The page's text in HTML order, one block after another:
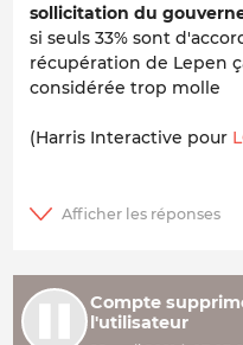
sollicitation du
si seuls 33% sont
récupération de Lepen
considérée trop molle
(Harris Interactive pour
Compte
l'utilisateur